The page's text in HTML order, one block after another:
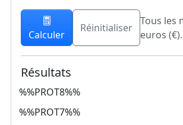
Calculer
Réinitialiser
Tous les
euros (€).
Résultats
%%PROT8%%
%%PROT7%%